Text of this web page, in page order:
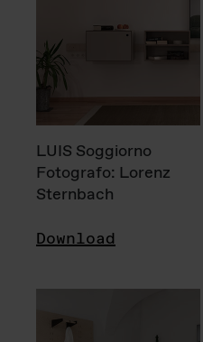
LUIS Soggiorno
Fotografo: Lorenz
Sternbach
Download